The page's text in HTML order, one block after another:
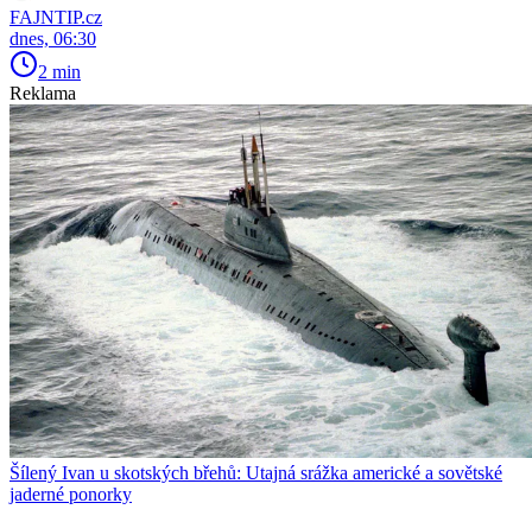
FAJNTIP.cz
dnes, 06:30
2 min
Reklama
Šílený Ivan u skotských břehů: Utajná srážka americké a sovětské
jaderné ponorky